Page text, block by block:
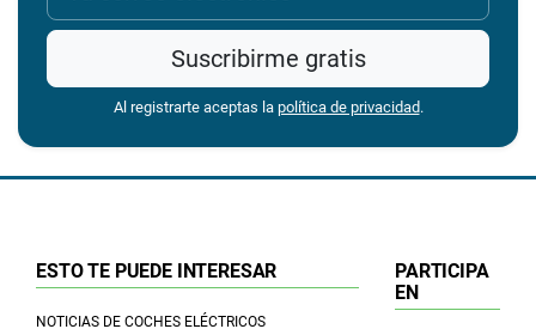
Suscribirme gratis
Al registrarte aceptas la política de privacidad.
ESTO TE PUEDE INTERESAR
NOTICIAS DE COCHES ELÉCTRICOS
PARTICIPA
EN